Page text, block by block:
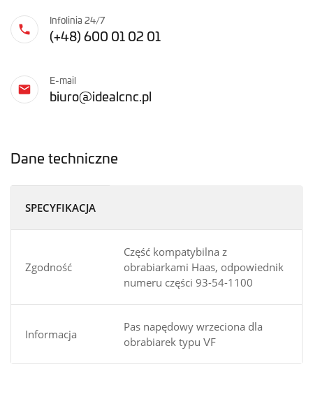
Infolinia 24/7
(+48) 600 01 02 01
E-mail
biuro@idealcnc.pl
Dane techniczne
SPECYFIKACJA
Zgodność
Część kompatybilna z
obrabiarkami Haas, odpowiednik
numeru części 93-54-1100
Informacja
Pas napędowy wrzeciona dla
obrabiarek typu VF